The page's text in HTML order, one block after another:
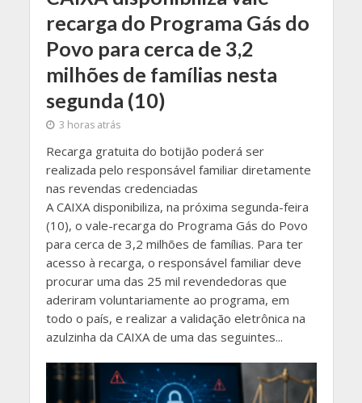
recarga do Programa Gás do
Povo para cerca de 3,2
milhões de famílias nesta
segunda (10)
3 horas atrás
Recarga gratuita do botijão poderá ser
realizada pelo responsável familiar diretamente
nas revendas credenciadas
​A CAIXA disponibiliza, na próxima segunda-feira
(10), o vale-recarga do Programa Gás do Povo
para cerca de 3,2 milhões de famílias. Para ter
acesso à recarga, o responsável familiar deve
procurar uma das 25 mil revendedoras que
aderiram voluntariamente ao programa, em
todo o país, e realizar a validação eletrônica na
azulzinha da CAIXA de uma das seguintes...